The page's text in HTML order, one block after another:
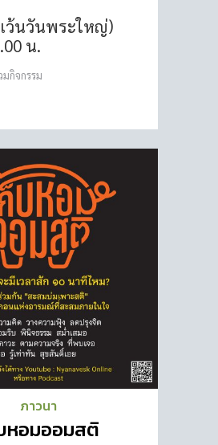
ว้นวันพระใหญ่)
น.
กิจกรรม
ภาวนา
หอมออมสติ